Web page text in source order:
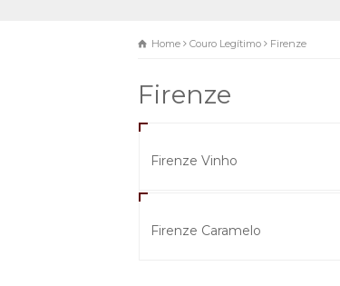
Home Couro Legítimo Firenze
Firenze
Firenze Vinho
Firenze Caramelo